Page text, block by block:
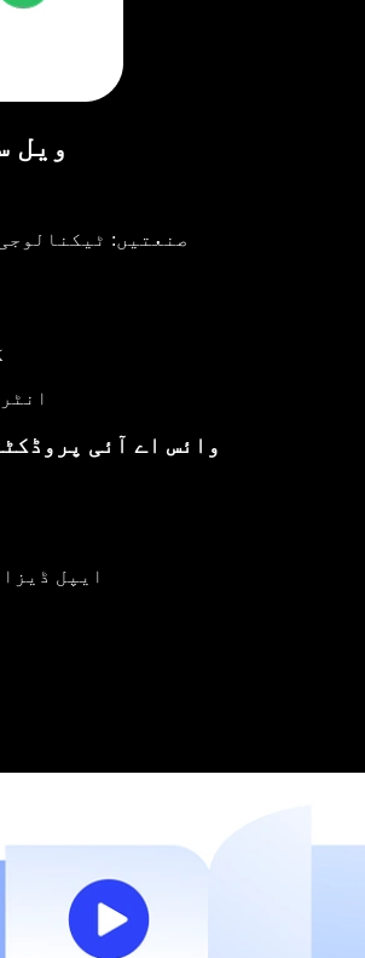
ویل
صنعتیں:
#1 وائس اے آئی
2025 ایپل